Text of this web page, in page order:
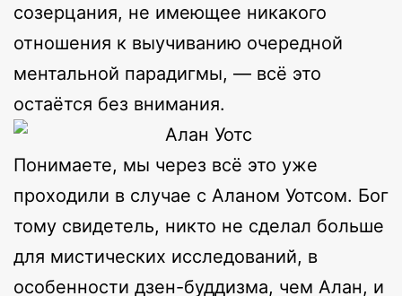
созерцания, не имеющее никакого
отношения к выучиванию очередной
ментальной парадигмы, — всё это
остаётся без внимания.
Понимаете, мы через всё это уже
проходили в случае с Аланом Уотсом. Бог
тому свидетель, никто не сделал больше
для мистических исследований, в
особенности дзен-буддизма, чем Алан, и